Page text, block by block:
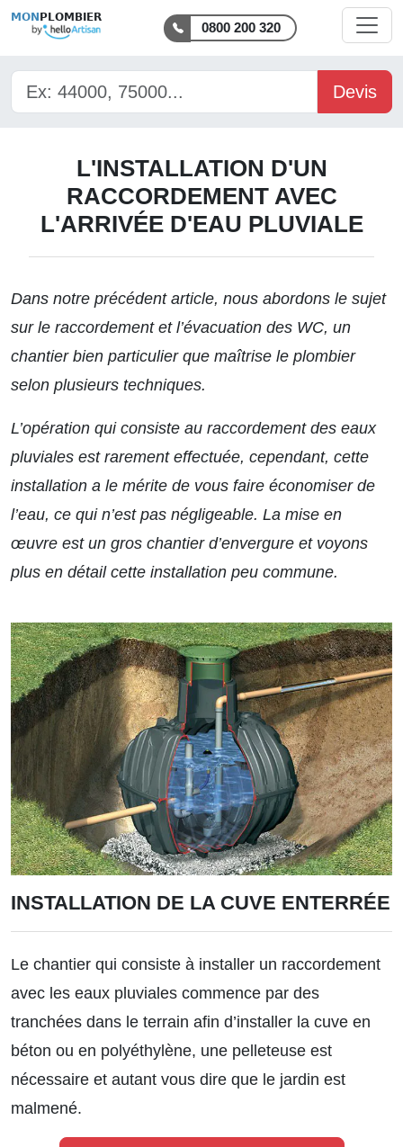
MON PLOMBIER
0800 200 320
Devis
L'INSTALLATION D'UN
RACCORDEMENT AVEC
L'ARRIVÉE D'EAU PLUVIALE
Dans notre précédent article, nous abordons le sujet
sur le raccordement et l’évacuation des WC, un
chantier bien particulier que maîtrise le plombier
selon plusieurs techniques.
L’opération qui consiste au raccordement des eaux
pluviales est rarement effectuée, cependant, cette
installation a le mérite de vous faire économiser de
l’eau, ce qui n’est pas négligeable. La mise en
œuvre est un gros chantier d’envergure et voyons
plus en détail cette installation peu commune.
INSTALLATION DE LA CUVE ENTERRÉE
Le chantier qui consiste à installer un raccordement
avec les eaux pluviales commence par des
tranchées dans le terrain afin d’installer la cuve en
béton ou en polyéthylène, une pelleteuse est
nécessaire et autant vous dire que le jardin est
malmené.